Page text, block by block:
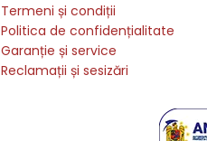
Termeni și condiții
Politica de confidențialitate
Garanție și service
Reclamații și sesizări